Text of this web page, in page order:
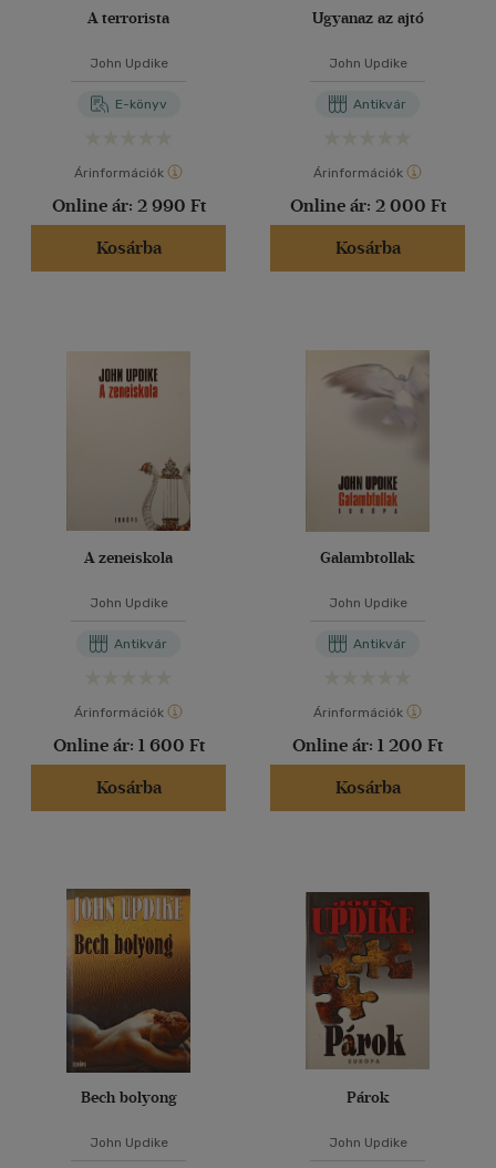
A terrorista
John Updike
E-könyv
Árinformációk
Online ár: 2 990 Ft
Kosárba
Ugyanaz az ajtó
John Updike
Antikvár
Árinformációk
Online ár: 2 000 Ft
Kosárba
A zeneiskola
John Updike
Antikvár
Árinformációk
Online ár: 1 600 Ft
Kosárba
Galambtollak
John Updike
Antikvár
Árinformációk
Online ár: 1 200 Ft
Kosárba
Bech bolyong
John Updike
Párok
John Updike